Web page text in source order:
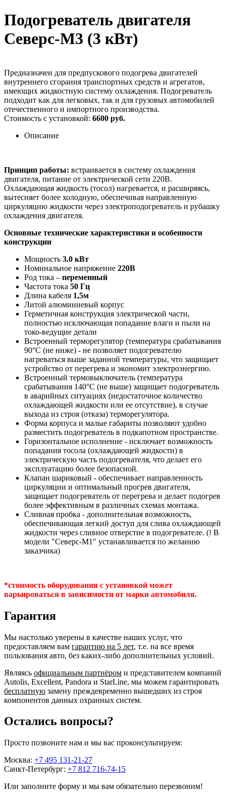
Подогреватель двигателя
Северс-М3 (3 кВт)
Предназначен для предпускового подогрева двигателей
внутреннего сгорания транспортных средств и агрегатов,
имеющих жидкостную систему охлаждения. Подогреватель
подходит как для легковых, так и для грузовых автомобилей
отечественного и импортного производства.
Стоимость с установкой: 6600 руб.
Описание
Принцип работы: встраивается в систему охлаждения
двигателя, питание от электрической сети 220В.
Охлаждающая жидкость (тосол) нагревается, и расширяясь,
вытесняет более холодную, обеспечивая направленную
циркуляцию жидкости через электроподогреватель и рубашку
охлаждения двигателя.
Основные технические характеристики и особенности
конструкции
Мощность 3.0 кВт
Номинальное напряжение 220В
Род тока – переменный
Частота тока 50 Гц
Длина кабеля 1,5м
Литой алюминиевый корпус
Герметичная конструкция электрической части,
полностью исключающая попадание влаги и пыли на
токо-ведущие детали
Встроенный терморегулятор (температура срабатывания
90°С (не ниже) - не позволяет подогревателю
нагреваться выше заданной температуры, что защищает
устройство от перегрева и экономит электроэнергию.
Встроенный термовыключатель (температура
срабатывания 140°С (не выше) защищает подогреватель
в аварийных ситуациях (недостаточное количество
охлаждающей жидкости или ее отсутствие), в случае
выхода из строя (отказа) терморегулятора.
Форма корпуса и малые габариты позволяют удобно
разместить подогреватель в подкапотном пространстве.
Горизонтальное исполнение - исключает возможность
попадания тосола (охлаждающей жидкости) в
электрическую часть подогревателя, что делает его
эксплуатацию более безопасной.
Клапан шариковый - обеспечивает направленность
циркуляции и оптимальный прогрев двигателя,
защищает подогреватель от перегрева и делает подогрев
более эффективным в различных схемах монтажа.
Сливная пробка - дополнительная возможность,
обеспечивающая легкий доступ для слива охлаждающей
жидкости через сливное отверстие в подогревателе. (! В
модели "Северс-М1" устанавливается по желанию
заказчика)
*стоимость оборудования с установкой может
варьироваться в зависимости от марки автомобиля.
Гарантия
Мы настолько уверены в качестве наших услуг, что
предоставляем вам гарантию на 5 лет, т.е. на все время
пользования авто, без каких-либо дополнительных условий.
Являясь официальным партнёром и представителем компаний
Autolis, Excellent, Pandora и StarLine, мы можем гарантировать
бесплатную замену преждевременно вышедших из строя
компонентов данных охранных систем.
Остались вопросы?
Просто позвоните нам и мы вас проконсультируем:
Москва: +7 495 131-21-27
Санкт-Петербург: +7 812 716-74-15
Или заполните форму и мы вам обязательно перезвоним!